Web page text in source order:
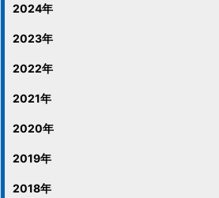
2024年
2023年
2022年
2021年
2020年
2019年
2018年